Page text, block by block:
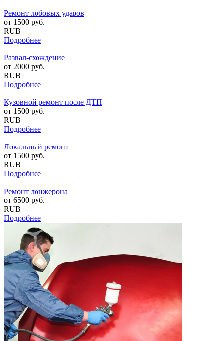
Ремонт лобовых ударов
от 1500 руб.
RUB
Подробнее
Развал-схождение
от 2000 руб.
RUB
Подробнее
Кузовной ремонт после ДТП
от 1500 руб.
RUB
Подробнее
Локальный ремонт
от 1500 руб.
RUB
Подробнее
Ремонт лонжерона
от 6500 руб.
RUB
Подробнее